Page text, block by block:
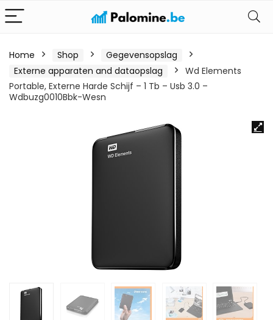
Home Shop
Gegevensopslag
Externe apparaten and dataopslag
Wd Elements
Portable, Externe Harde Schijf – 1 Tb – Usb 3.0 –
Wdbuzg0010Bbk-Wesn